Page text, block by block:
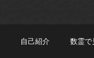
自己紹介 数霊で